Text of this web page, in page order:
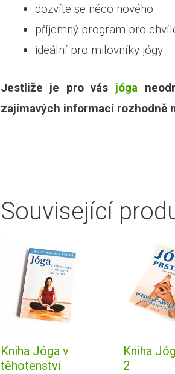
dozvíte se něco nového
příjemný program pro
ideální pro milovníky jógy
Jestliže je pro vás jóga
zajímavých informací rozhodně
Související
Kniha Jóga v
těhotenství
Kniha
2